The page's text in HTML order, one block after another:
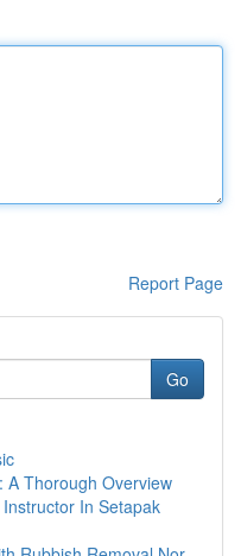
Report Page
Go
A Thorough Overview
In Setapak